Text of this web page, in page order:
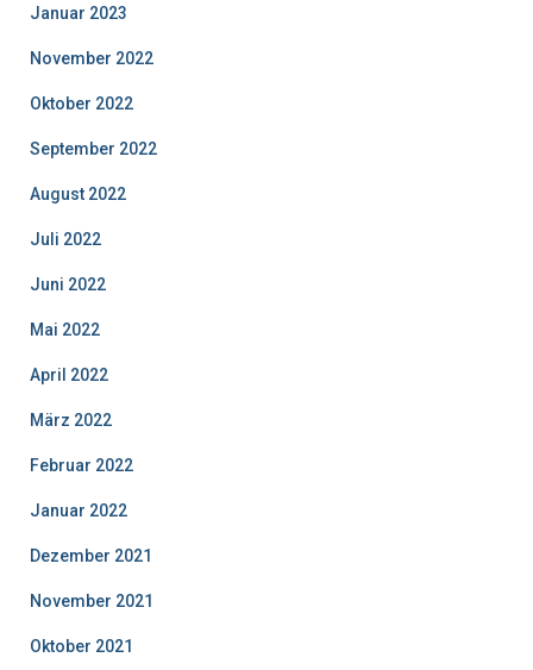
Januar 2023
November 2022
Oktober 2022
September 2022
August 2022
Juli 2022
Juni 2022
Mai 2022
April 2022
März 2022
Februar 2022
Januar 2022
Dezember 2021
November 2021
Oktober 2021